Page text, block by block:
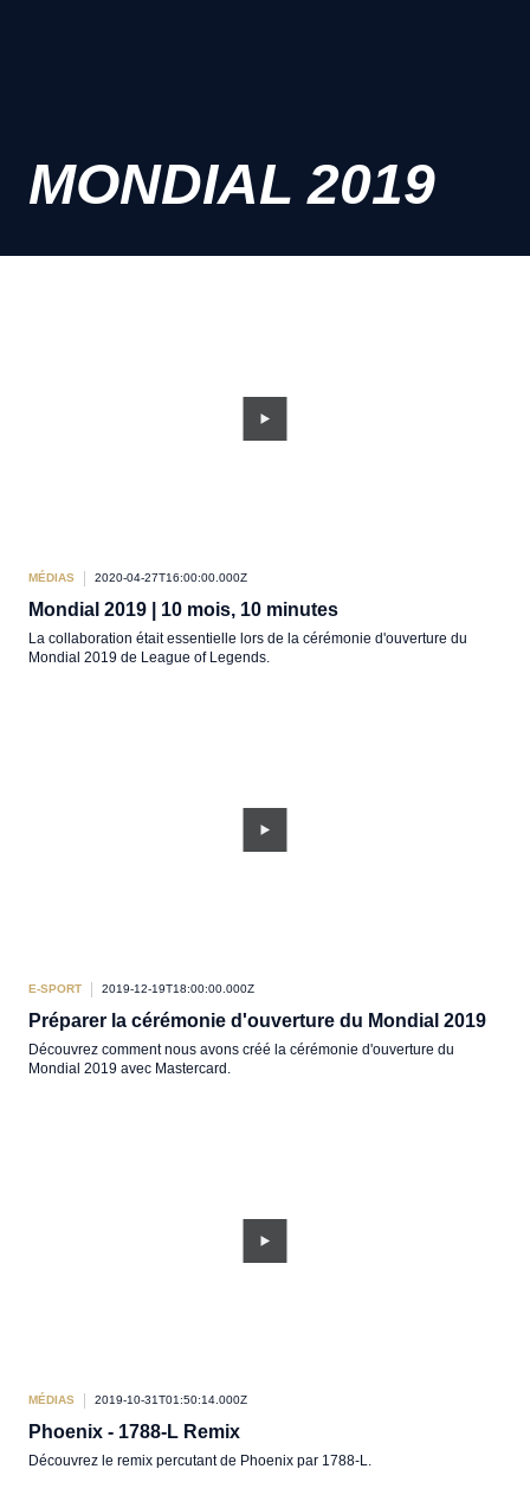
MONDIAL 2019
MÉDIAS 2020-04-27T16:00:00.000Z
Mondial 2019 | 10 mois, 10 minutes
La collaboration était essentielle lors de la cérémonie d'ouverture du
Mondial 2019 de League of Legends.
E-SPORT 2019-12-19T18:00:00.000Z
Préparer la cérémonie d'ouverture du Mondial 2019
Découvrez comment nous avons créé la cérémonie d'ouverture du
Mondial 2019 avec Mastercard.
MÉDIAS 2019-10-31T01:50:14.000Z
Phoenix - 1788-L Remix
Découvrez le remix percutant de Phoenix par 1788-L.